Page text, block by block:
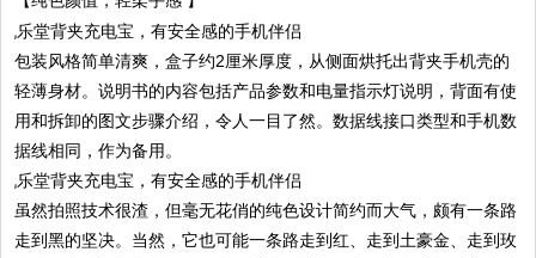
包装风格简单清爽，盒子约2厘米厚度，从侧面烘托出背夹手机壳的
轻薄身材。说明书的内容包括产品参数和电量指示灯说明，背面有使
用和拆卸的图文步骤介绍，令人一目了然。数据线接口类型和手机数
据线相同，作为备用。
虽然拍照技术很渣，但毫无花俏的纯色设计简约而大气，颇有一条路
走到黑的坚决。当然，它也可能一条路走到红、走到土豪金、走到玫